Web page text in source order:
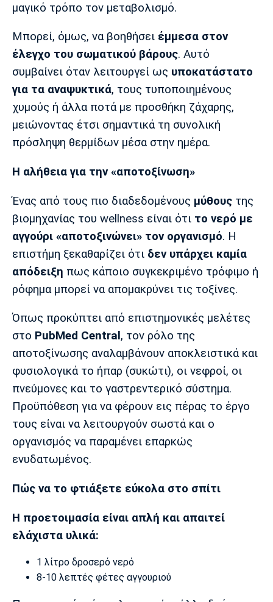
μαγικό τρόπο τον μεταβολισμό.
Μπορεί, όμως, να βοηθήσει έμμεσα στον
έλεγχο του σωματικού βάρους. Αυτό
συμβαίνει όταν λειτουργεί ως υποκατάστατο
για τα αναψυκτικά, τους τυποποιημένους
χυμούς ή άλλα ποτά με προσθήκη ζάχαρης,
μειώνοντας έτσι σημαντικά τη συνολική
πρόσληψη θερμίδων μέσα στην ημέρα.
Η αλήθεια για την «αποτοξίνωση»
Ένας από τους πιο διαδεδομένους μύθους της
βιομηχανίας του wellness είναι ότι το νερό με
αγγούρι «αποτοξινώνει» τον οργανισμό. Η
επιστήμη ξεκαθαρίζει ότι δεν υπάρχει καμία
απόδειξη πως κάποιο συγκεκριμένο τρόφιμο ή
ρόφημα μπορεί να απομακρύνει τις τοξίνες.
Όπως προκύπτει από επιστημονικές μελέτες
στο PubMed Central , τον ρόλο της
αποτοξίνωσης αναλαμβάνουν αποκλειστικά και
φυσιολογικά το ήπαρ (συκώτι), οι νεφροί, οι
πνεύμονες και το γαστρεντερικό σύστημα.
Προϋπόθεση για να φέρουν εις πέρας το έργο
τους είναι να λειτουργούν σωστά και ο
οργανισμός να παραμένει επαρκώς
ενυδατωμένος.
Πώς να το φτιάξετε εύκολα στο σπίτι
Η προετοιμασία είναι απλή και απαιτεί
ελάχιστα υλικά:
1 λίτρο δροσερό νερό
8-10 λεπτές φέτες αγγουριού